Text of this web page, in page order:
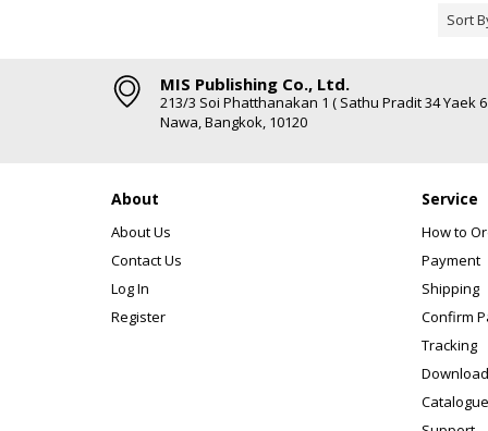
Sort
MIS Publishing Co., Ltd.
213/3 Soi Phatthanakan 1 ( Sathu Pradit 34 Yaek
Nawa, Bangkok, 10120
About
About Us
Contact Us
Log In
Register
Service
How to
Payment
Shipping
Confirm
Tracking